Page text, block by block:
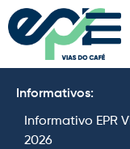
Informativos:
Informativo EPR
2026